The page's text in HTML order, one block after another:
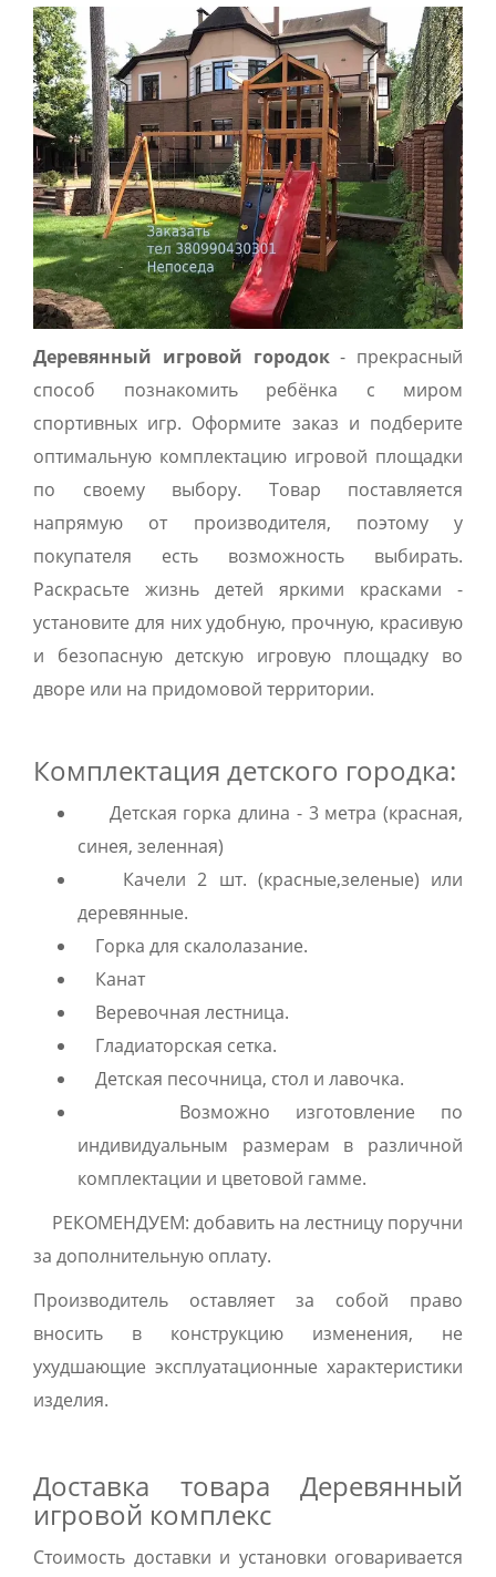
Деревянный игровой городок- прекрасный
способ познакомить ребёнка с миром
спортивных игр. Оформите заказ и подберите
оптимальную комплектацию игровой площадки
по своему выбору. Товар поставляется
напрямую от производителя, поэтому у
покупателя есть возможность выбирать.
Раскрасьте жизнь детей яркими красками -
установите для них удобную, прочную, красивую
и безопасную детскую игровую площадку во
дворе или на придомовой территории.
Комплектация детского городка:
Детская горка длина - 3 метра (красная,
синея, зеленная)
Качели 2 шт. (красные,зеленые) или
деревянные.
Горка для скалолазание.
Канат
Веревочная лестница.
Гладиаторская сетка.
Детская песочница, стол и лавочка.
Возможно изготовление по
индивидуальным размерам в различной
комплектации и цветовой гамме.
РЕКОМЕНДУЕМ: добавить на лестницу поручни
за дополнительную оплату.
Производитель оставляет за собой право
вносить в конструкцию изменения, не
ухудшающие эксплуатационные характеристики
изделия.
Доставка товара Деревянный
игровой комплекс
Стоимость доставки и установки оговаривается